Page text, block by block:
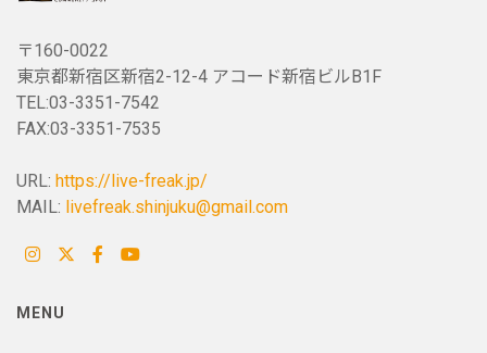
〒160-0022
東京都新宿区新宿2-12-4 アコード新宿ビルB1F
TEL:03-3351-7542
FAX:03-3351-7535
URL: https://live-freak.jp/
MAIL: livefreak.shinjuku@gmail.com
MENU